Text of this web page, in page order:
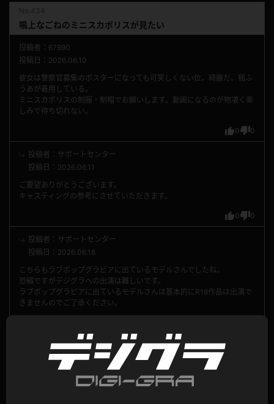
鳴上なごねのミニスカポリスが見たい
投稿者：67890
投稿日：2026.06.10
0 0
彼女は警察官募集のポスターになっても可笑しくない位。綺麗だ。楓ふ
うあが着用している。
ミニスカポリスの制服・制帽でお願いします。動画になるのが物凄く楽
しみで待ち切れない。
投稿者：サポートセンター
投稿日：2026.06.11
0 0
ご要望ありがとうございます。
キャスティングの参考にさせていただきます。
投稿者：サポートセンター
投稿日：2026.06.18
こちらもラブポップグラビアに出ているモデルさんでしたね。
恐縮ですがデジグラへの出演は難しいです。
ラブポップグラビアに出ているモデルさんは基本的にR18作品は出演で
きませんのでご了承ください。
返信を 閉じる